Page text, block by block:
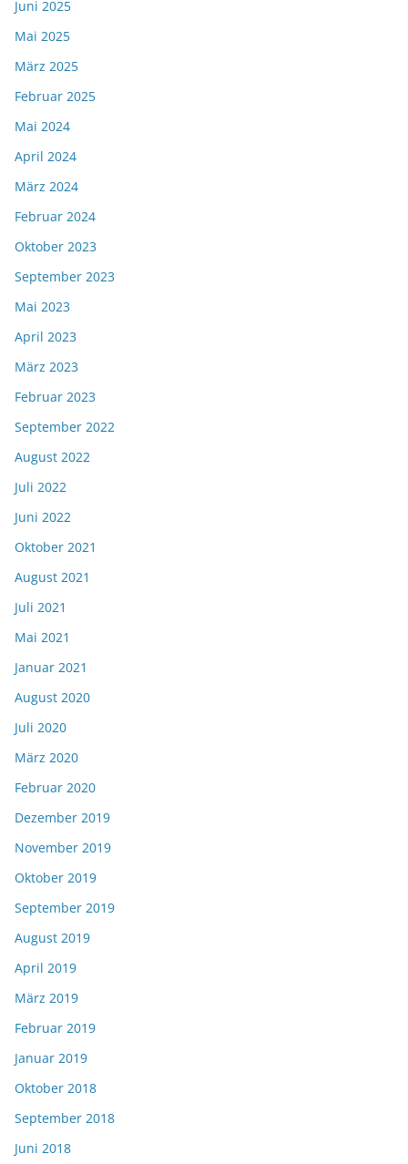
Juni 2025
Mai 2025
März 2025
Februar 2025
Mai 2024
April 2024
März 2024
Februar 2024
Oktober 2023
September 2023
Mai 2023
April 2023
März 2023
Februar 2023
September 2022
August 2022
Juli 2022
Juni 2022
Oktober 2021
August 2021
Juli 2021
Mai 2021
Januar 2021
August 2020
Juli 2020
März 2020
Februar 2020
Dezember 2019
November 2019
Oktober 2019
September 2019
August 2019
April 2019
März 2019
Februar 2019
Januar 2019
Oktober 2018
September 2018
Juni 2018